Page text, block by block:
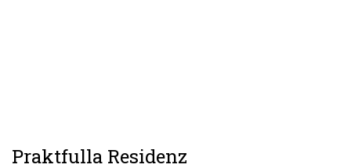
Praktfulla Residenz